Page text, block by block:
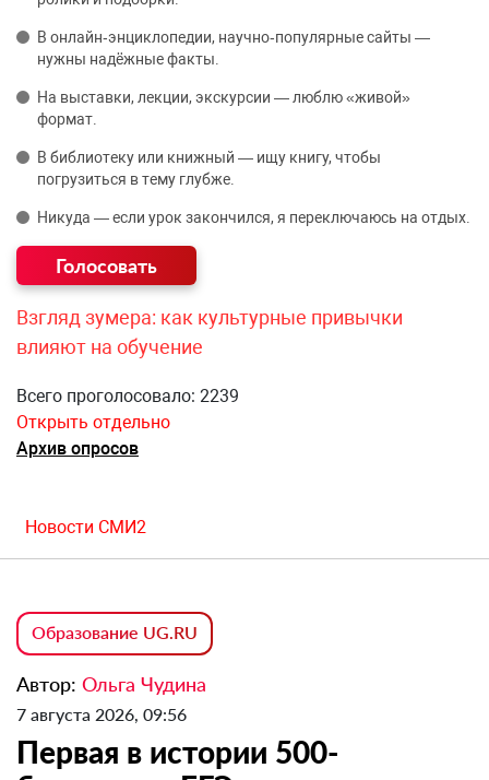
В онлайн‑энциклопедии, научно‑популярные сайты —
нужны надёжные факты.
На выставки, лекции, экскурсии — люблю «живой»
формат.
В библиотеку или книжный — ищу книгу, чтобы
погрузиться в тему глубже.
Никуда — если урок закончился, я переключаюсь на отдых.
Взгляд зумера: как культурные привычки
влияют на обучение
Всего проголосовало: 2239
Открыть отдельно
Архив опросов
Новости СМИ2
Образование UG.RU
Автор: Ольга Чудина
7 августа 2026, 09:56
Первая в истории 500-